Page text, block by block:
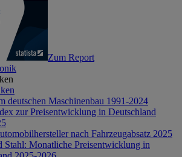
Zum Report
deutschen Maschinenbau 1991-2024
zur Preisentwicklung in Deutschland
nach Fahrzeugabsatz 2025
Stahl: Monatliche Preisentwicklung in